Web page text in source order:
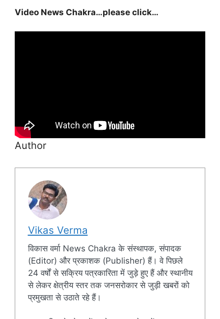
Video News Chakra…please click…
Author
Vikas Verma
विकास वर्मा News Chakra के संस्थापक, संपादक
(Editor) और प्रकाशक (Publisher) हैं। वे पिछले
24 वर्षों से सक्रिय पत्रकारिता में जुड़े हुए हैं और स्थानीय
से लेकर क्षेत्रीय स्तर तक जनसरोकार से जुड़ी खबरों को
प्रमुखता से उठाते रहे हैं।